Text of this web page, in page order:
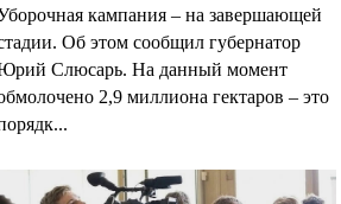
кампания – на завершающей
Об этом сообщил губернатор
Слюсарь. На данный момент
2,9 миллиона гектаров – это